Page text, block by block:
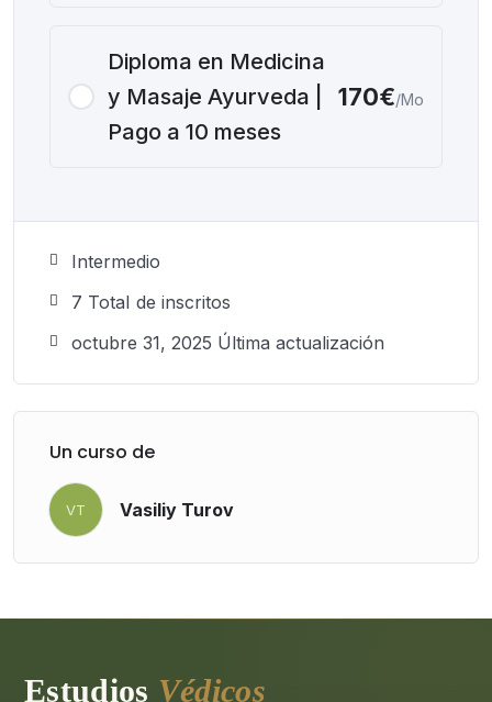
Diploma en Medicina
y Masaje Ayurveda |
Pago a 10 meses
170€/Mo
Intermedio
7 TotaI de inscritos
octubre 31, 2025 Última actualización
Un curso de
VT Vasiliy Turov
Estudios Védicos